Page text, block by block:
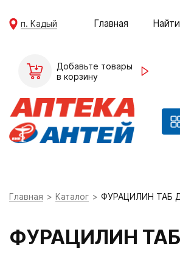
п. Кадый Главная
Добавьте товары
в корзину
Главная Каталог ФУРАЦИЛИН ТАБ
ФУРАЦИЛИН